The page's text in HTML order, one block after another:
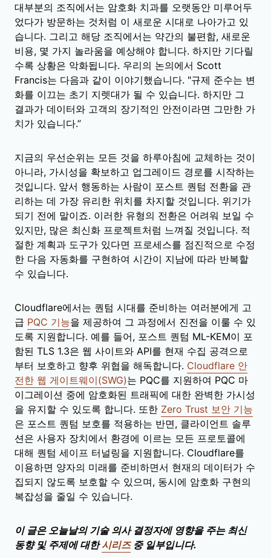
대부분의 조직에서는 암호화 치과를 오랫동안 미루어두
었다가 방문하는 것처럼 이 새로운 시대로 나아가고 있
습니다. 그리고 해당 조직에서는 약간의 불편함, 새로운
비용, 몇 가지 놀라움을 예상해야 합니다. 하지만 기다릴
수록 상황은 악화됩니다. 우리의 논의에서 Scott
Francis는 다음과 같이 이야기했습니다. "규제 준수는 변
화를 이끄는 초기 지렛대가 될 수 있습니다. 하지만 그
결과가 데이터와 고객의 장기적인 안전이라면 그만한 가
치가 있습니다.”
지금의 우선순위는 모든 것을 하루아침에 교체하는 것이
아니라, 가시성을 확보하고 업그레이드 경로를 시작하는
것입니다. 앞서 행동하는 사람이 포스트 퀀텀 전환을 관
리하는 데 가장 유리한 위치를 차지할 것입니다. 위기가
되기 전에 말이죠. 이러한 유형의 전환은 어려워 보일 수
있지만, 많은 최신화 프로젝트처럼 느껴질 것입니다. 적
절한 계획과 도구가 있다면 프로세스를 점진적으로 수정
한 다음 자동화를 구현하여 시간이 지남에 따라 반복할
수 있습니다.
Cloudflare에서는 퀀텀 시대를 준비하는 여러분에게 고
급 PQC 기능을 제공하여 그 과정에서 진전을 이룰 수 있
도록 지원합니다. 예를 들어, 포스트 퀀텀 ML-KEM이 포
함된 TLS 1.3은 웹 사이트와 API를 현재 수집 공격으로
부터 보호하고 향후 위협을 해독합니다. Cloudflare 안
전한 웹 게이트웨이(SWG)는 PQC를 지원하여 PQC 마
이그레이션 중에 암호화된 트래픽에 대한 완벽한 가시성
을 유지할 수 있도록 합니다. 또한 Zero Trust 보안 기능
은 포스트 퀀텀 보호를 적용하는 반면, 클라이언트 솔루
션은 사용자 장치에서 환경에 이르는 모든 프로토콜에
대해 퀀텀 세이프 터널링을 지원합니다. Cloudflare를
이용하면 양자의 미래를 준비하면서 현재의 데이터가 수
집되지 않도록 보호할 수 있으며, 동시에 암호화 구현의
복잡성을 줄일 수 있습니다.
이 글은 오늘날의 기술 의사 결정자에 영향을 주는 최신
동향 및 주제에 대한시리즈중 일부입니다.